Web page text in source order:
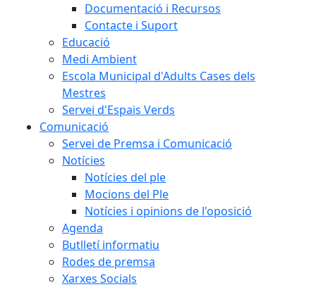
Documentació i Recursos
Contacte i Suport
Educació
Medi Ambient
Escola Municipal d'Adults Cases dels
Mestres
Servei d'Espais Verds
Comunicació
Servei de Premsa i Comunicació
Notícies
Notícies del ple
Mocions del Ple
Notícies i opinions de l'oposició
Agenda
Butlletí informatiu
Rodes de premsa
Xarxes Socials